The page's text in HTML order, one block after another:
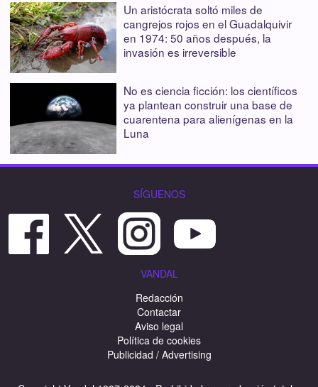
Un aristócrata soltó miles de
cangrejos rojos en el Guadalquivir
en 1974: 50 años después, la
invasión es irreversible
No es ciencia ficción: los científicos
ya plantean construir una base de
cuarentena para alienígenas en la
Luna
SÍGUENOS
VANDAL
Redacción
Contactar
Aviso legal
Política de cookies
Publicidad / Advertising